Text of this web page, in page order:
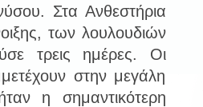
Στα Ανθεστήρια
των λουλουδιών
τρεις ημέρες. Οι
στην μεγάλη
η σημαντικότερη